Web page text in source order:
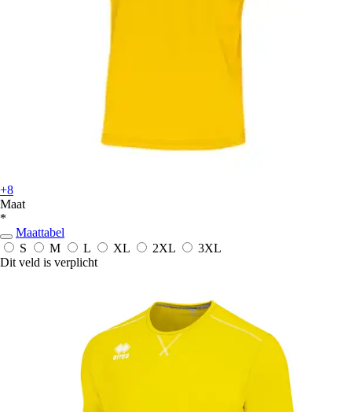
+8
Maat
*
Maattabel
S
M L XL 2XL
3XL
Dit veld is verplicht